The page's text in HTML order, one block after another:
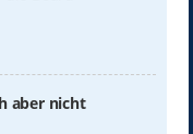
aber nicht